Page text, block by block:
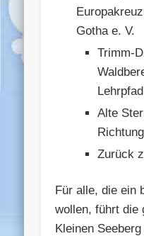
Gotha e. V.
Trimm-
Lehrpfad
Alte
Zurück
Für alle, die ein
wollen, führt die
Kleinen